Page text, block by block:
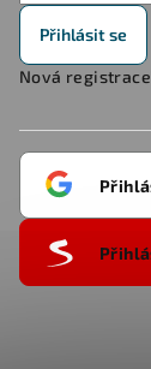
Přihlásit se
Nová registrace